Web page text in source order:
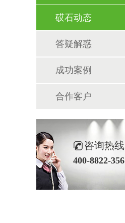
砹石动态
答疑解惑
成功案例
合作客户
咨询热线
400-8822-356